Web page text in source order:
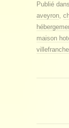
Publié dans
aveyron,
maison